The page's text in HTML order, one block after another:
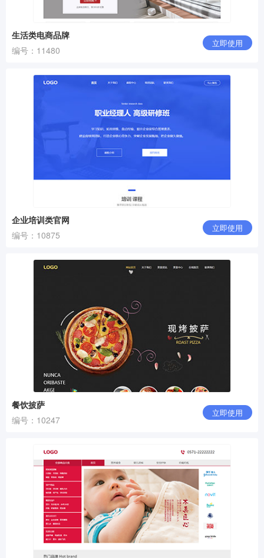
生活类电商品牌
编号：11480
立即使用
企业培训类官网
编号：10875
立即使用
餐饮披萨
编号：10247
立即使用